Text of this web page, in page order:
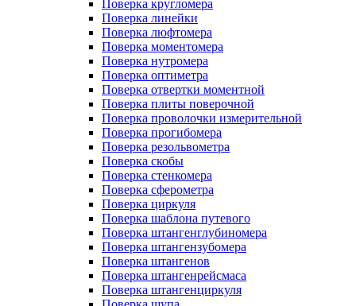
Поверка кругломера
Поверка линейки
Поверка люфтомера
Поверка моментомера
Поверка нутромера
Поверка оптиметра
Поверка отвертки моментной
Поверка плиты поверочной
Поверка проволочки измерительной
Поверка прогибомера
Поверка резольвометра
Поверка скобы
Поверка стенкомера
Поверка сферометра
Поверка циркуля
Поверка шаблона путевого
Поверка штангенглубиномера
Поверка штангензубомера
Поверка штангенов
Поверка штангенрейсмаса
Поверка штангенциркуля